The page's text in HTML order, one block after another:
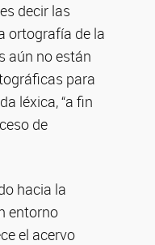
decir las
ortografía de la
aún no están
para
léxica, “a fin
de
hacia la
entorno
el acervo